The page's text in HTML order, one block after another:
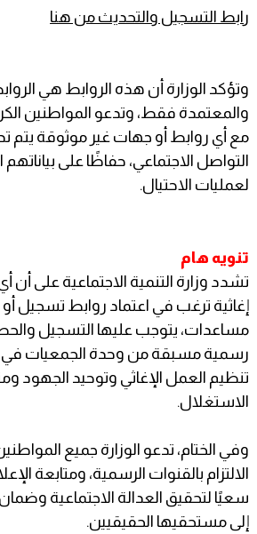
رابط التسجيل والتحديث من هنا
وتؤكد الوزارة أن هذه الروابط هي
والمعتمدة فقط، وتدعو المواطنين
مع أي روابط أو جهات غير موثوقة يتم
التواصل الاجتماعي، حفاظًا على
لعمليات الاحتيال.
تنويه هام
تشدد وزارة التنمية الاجتماعية على
إغاثية ترغب في اعتماد روابط تسجيل أو
مساعدات، يتوجب عليها التسجيل
رسمية مسبقة من وحدة الجمعيات في
تنظيم العمل الإغاثي وتوحيد الجهود
الاستغلال.
وفي الختام، تدعو الوزارة جميع
الالتزام بالقنوات الرسمية، ومتابعة
سعيًا لتحقيق العدالة الاجتماعية
إلى مستحقيها الحقيقيين.